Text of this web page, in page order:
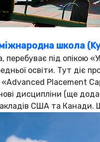
міжнародна школа
перебуває під
освіти. Тут діє
Placement
дисципліни (ще
США та Канади.